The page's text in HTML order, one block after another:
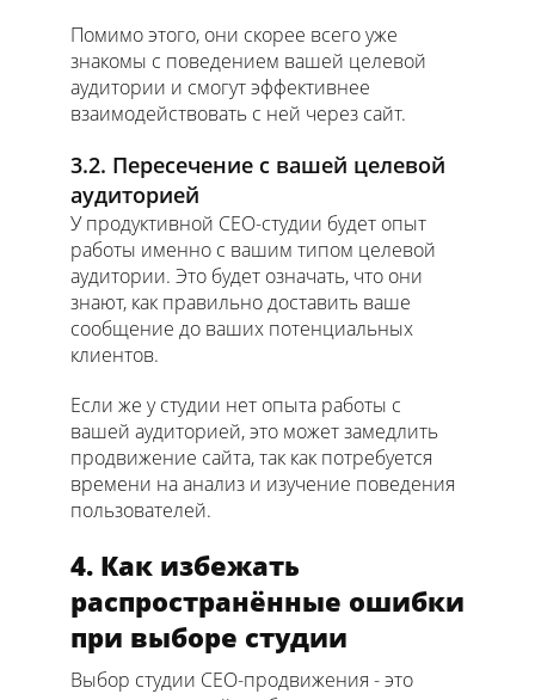
Помимо этого, они скорее всего уже
знакомы с поведением вашей целевой
аудитории и смогут эффективнее
взаимодействовать с ней через сайт.
3.2. Пересечение с вашей целевой
аудиторией
У продуктивной СЕО-студии будет опыт
работы именно с вашим типом целевой
аудитории. Это будет означать, что они
знают, как правильно доставить ваше
сообщение до ваших потенциальных
клиентов.
Если же у студии нет опыта работы с
вашей аудиторией, это может замедлить
продвижение сайта, так как потребуется
времени на анализ и изучение поведения
пользователей.
4. Как избежать
распространённые ошибки
при выборе студии
Выбор студии СЕО-продвижения - это